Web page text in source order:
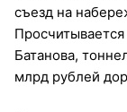
съезд на
Батанова,
млрд рублей